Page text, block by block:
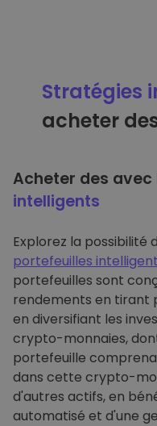
Stratégies
acheter
Acheter des avec
intelligents
Explorez la possibilité
portefeuilles
portefeuilles sont
rendements en tirant
en diversifiant les
crypto-monnaies,
portefeuille
dans cette crypto-
d'autres actifs, en
automatisé et d'une